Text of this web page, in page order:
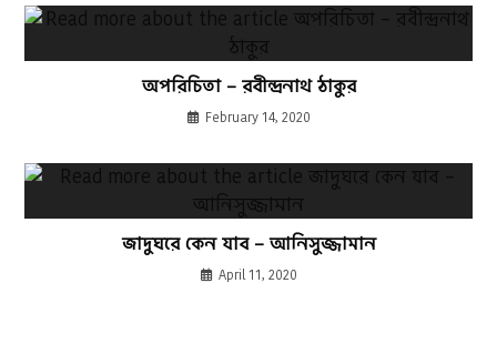
অপরিচিতা – রবীন্দ্রনাথ ঠাকুর
February 14, 2020
জাদুঘরে কেন যাব – আনিসুজ্জামান
April 11, 2020